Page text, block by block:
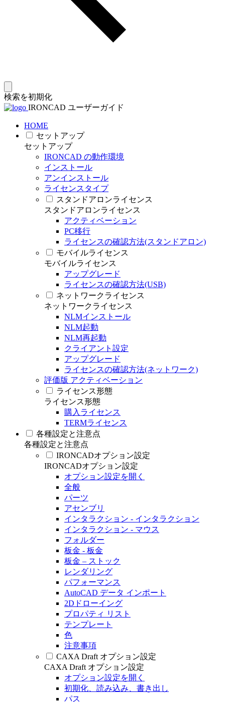
検索を初期化
IRONCAD ユーザーガイド
HOME
セットアップ
セットアップ
IRONCAD の動作環境
インストール
アンインストール
ライセンスタイプ
スタンドアロンライセンス
スタンドアロンライセンス
アクティベーション
PC移行
ライセンスの確認方法(スタンドアロン)
モバイルライセンス
モバイルライセンス
アップグレード
ライセンスの確認方法(USB)
ネットワークライセンス
ネットワークライセンス
NLMインストール
NLM起動
NLM再起動
クライアント設定
アップグレード
ライセンスの確認方法(ネットワーク)
評価版 アクティベーション
ライセンス形態
ライセンス形態
購入ライセンス
TERMライセンス
各種設定と注意点
各種設定と注意点
IRONCADオプション設定
IRONCADオプション設定
オプション設定を開く
全般
パーツ
アセンブリ
インタラクション - インタラクション
インタラクション - マウス
フォルダー
板金 - 板金
板金 – ストック
レンダリング
パフォーマンス
AutoCAD データ インポート
2Dドローイング
プロパティ リスト
テンプレート
色
注意事項
CAXA Draft オプション設定
CAXA Draft オプション設定
オプション設定を開く
初期化、読み込み、書き出し
パス